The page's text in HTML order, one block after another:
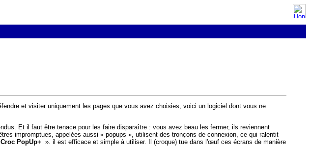
et visiter uniquement les pages que vous avez choisies, voici un logiciel dont vous ne
Et il faut être tenace pour les faire disparaître : vous avez beau les fermer, ils reviennent
impromptues, appelées aussi « popups », utilisent des tronçons de connexion, ce qui ralentit
Croc PopUp+ ». il est efficace et simple à utiliser. Il (croque) tue dans l'œuf ces écrans de manière